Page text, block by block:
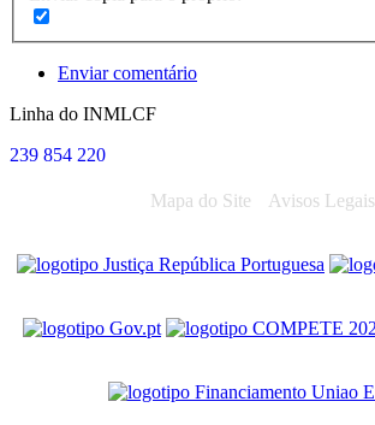
Enviar comentário
Linha do INMLCF
239 854 220
Mapa do Site Avisos Legais